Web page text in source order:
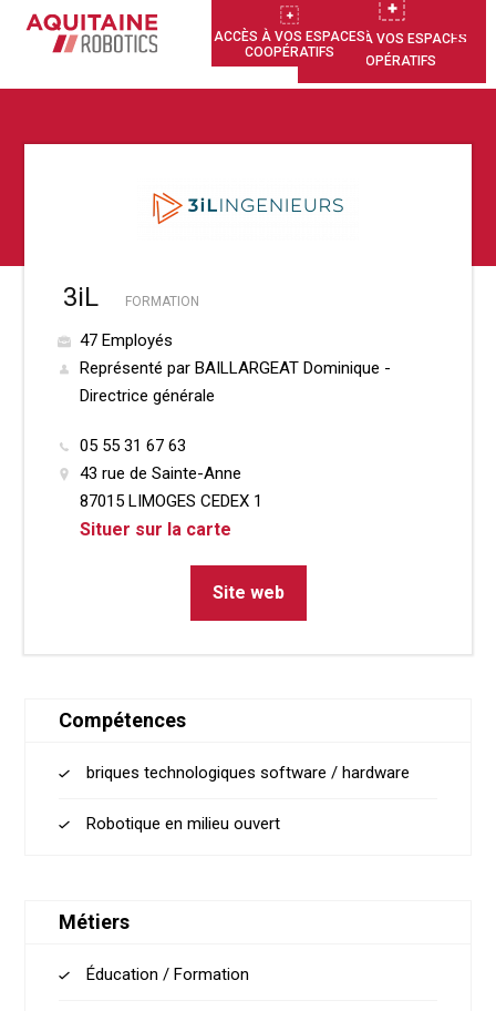
ACCÈS À VOS ESPACES
COOPÉRATIFS
ACCÈS À VOS ESPACES
COOPÉRATIFS
3iL FORMATION
47 Employés
Représenté par BAILLARGEAT Dominique -
Directrice générale
05 55 31 67 63
43 rue de Sainte-Anne
87015 LIMOGES CEDEX 1
Situer sur la carte
Site web
Compétences
briques technologiques software / hardware
Robotique en milieu ouvert
Métiers
Éducation / Formation